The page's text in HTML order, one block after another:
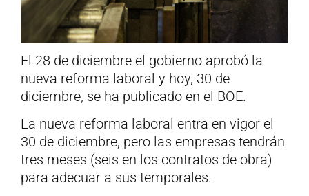
El 28 de diciembre el gobierno aprobó la
nueva reforma laboral y hoy, 30 de
diciembre, se ha publicado en el BOE.
La nueva reforma laboral entra en vigor el
30 de diciembre, pero las empresas tendrán
tres meses (seis en los contratos de obra)
para adecuar a sus temporales.